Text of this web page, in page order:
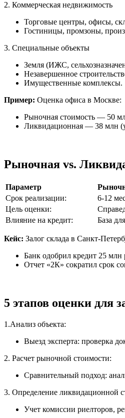
2. Коммерческая недвижимость
Торговые центры, офисы,
Гостиницы, промзоны,
3. Специальные объекты
Земля (ИЖС,
Незавершенное
Имущественные комплексы.
Пример: Оценка офиса в Москве:
Рыночная стоимость — 50
Ликвидационная — 38 млн
Рыночная vs.
Параметр
Срок реализации:
6-12
Цель оценки:
Влияние на кредит:
База
Кейс: Залог склада в Санкт-
Банк одобрил кредит 25
Отчет «2К» сократил срок
5 этапов оценки для
1.Анализ объекта:
Выезд эксперта: проверка
2. Расчет рыночной стоимости:
Сравнительный подход:
3. Определение ликвидационной
Учет комиссии риелторов,